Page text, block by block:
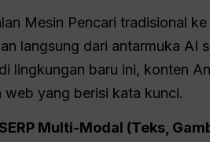
Mesin Pencari tradisional
langsung dari antarmuka AI
lingkungan baru ini, konten
yang berisi kata kunci.
Multi-Modal (Teks,